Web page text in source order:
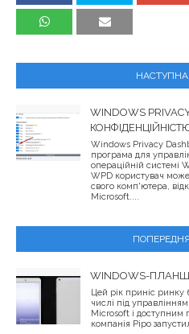
НАСТУПНА
WINDOWS
Windows Privacy
програма для
операційній системі
WPD користувач
свого комп'ютера,
Microsoft....
WINDOWS-
Цей рік приніс ринку
числі під
Microsoft і доступним
компанія Pipo